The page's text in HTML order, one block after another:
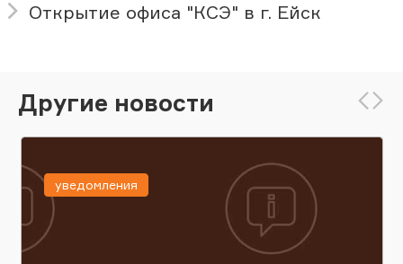
Открытие офиса "КСЭ" в г. Ейск
Другие новости
уведомления